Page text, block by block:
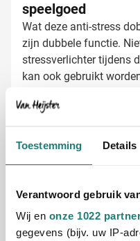
Toestemming Details
Verantwoord gebruik
Wij en onze 1022
gegevens (bijv. uw IP-
speelgoed
Wat deze anti-stress
zijn dubbele functie.
stressverlichter tijdens
kan ook gebruikt
opgedrukt (niet
werkomgeving.
met jouw logo
Bij Van Heijster
mogelijkheden:
Bedrukking met je
Toevoegen van een